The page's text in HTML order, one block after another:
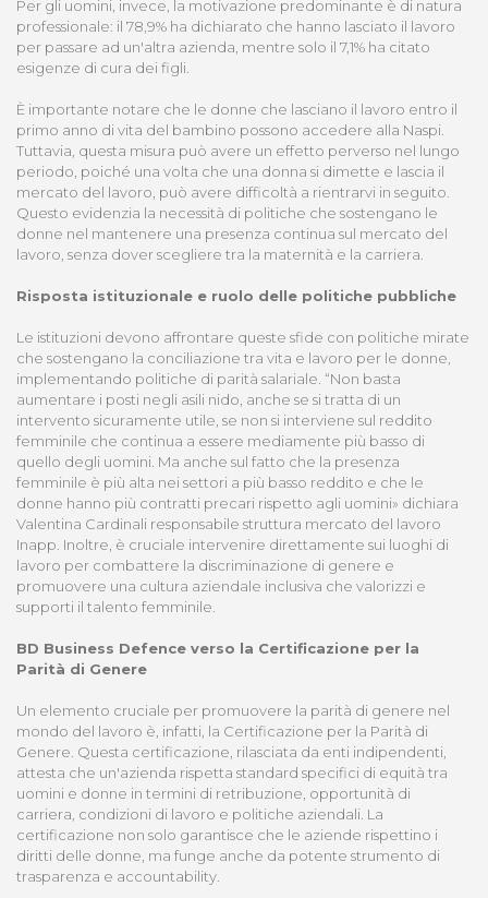
Per gli uomini, invece, la motivazione predominante è di natura
professionale: il 78,9% ha dichiarato che hanno lasciato il lavoro
per passare ad un'altra azienda, mentre solo il 7,1% ha citato
esigenze di cura dei figli.
È importante notare che le donne che lasciano il lavoro entro il
primo anno di vita del bambino possono accedere alla Naspi.
Tuttavia, questa misura può avere un effetto perverso nel lungo
periodo, poiché una volta che una donna si dimette e lascia il
mercato del lavoro, può avere difficoltà a rientrarvi in seguito.
Questo evidenzia la necessità di politiche che sostengano le
donne nel mantenere una presenza continua sul mercato del
lavoro, senza dover scegliere tra la maternità e la carriera.
Risposta istituzionale e ruolo delle politiche pubbliche
Le istituzioni devono affrontare queste sfide con politiche mirate
che sostengano la conciliazione tra vita e lavoro per le donne,
implementando politiche di parità salariale. “Non basta
aumentare i posti negli asili nido, anche se si tratta di un
intervento sicuramente utile, se non si interviene sul reddito
femminile che continua a essere mediamente più basso di
quello degli uomini. Ma anche sul fatto che la presenza
femminile è più alta nei settori a più basso reddito e che le
donne hanno più contratti precari rispetto agli uomini» dichiara
Valentina Cardinali responsabile struttura mercato del lavoro
Inapp. Inoltre, è cruciale intervenire direttamente sui luoghi di
lavoro per combattere la discriminazione di genere e
promuovere una cultura aziendale inclusiva che valorizzi e
supporti il talento femminile.
BD Business Defence verso la Certificazione per la
Parità di Genere
Un elemento cruciale per promuovere la parità di genere nel
mondo del lavoro è, infatti, la Certificazione per la Parità di
Genere. Questa certificazione, rilasciata da enti indipendenti,
attesta che un'azienda rispetta standard specifici di equità tra
uomini e donne in termini di retribuzione, opportunità di
carriera, condizioni di lavoro e politiche aziendali. La
certificazione non solo garantisce che le aziende rispettino i
diritti delle donne, ma funge anche da potente strumento di
trasparenza e accountability.